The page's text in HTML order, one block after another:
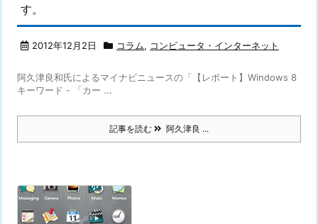
す。
2012年12月2日 コラム, コンピュータ・インターネット
阿久津良和氏によるマイナビニュースの「【レポート】Windows 8
キーワード - 「カー ...
記事を読む 阿久津良 ...